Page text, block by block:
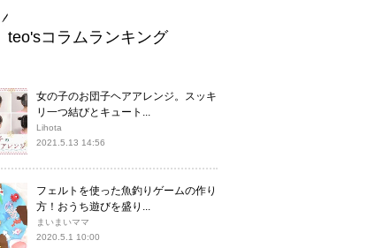
teo'sコラムランキング
女の子のお団子ヘアアレンジ。スッキ
リ一つ結びとキュート...
Lihota
2021.5.13 14:56
フェルトを使った魚釣りゲームの作り
方！おうち遊びを盛り...
まいまいママ
2020.5.1 10:00